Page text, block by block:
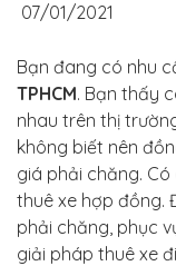
07/01/2021
Bạn đang có nhu
TPHCM. Bạn thấy
nhau trên thị
không biết nên
giá phải chăng.
thuê xe hợp đồng.
phải chăng, phục
giải pháp thuê xe